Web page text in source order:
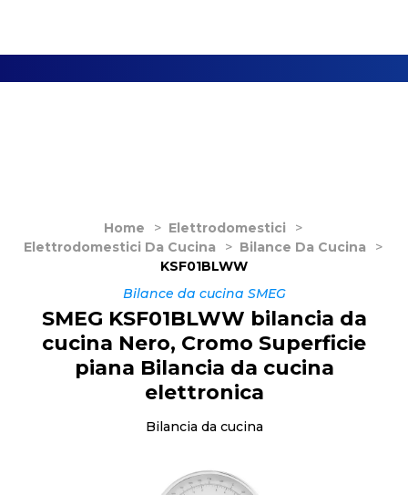
Home > Elettrodomestici
>
Elettrodomestici Da Cucina
> Bilance Da Cucina
>
KSF01BLWW
Bilance da cucina SMEG
SMEG KSF01BLWW bilancia da
cucina Nero, Cromo Superficie
piana Bilancia da cucina
elettronica
Bilancia da cucina